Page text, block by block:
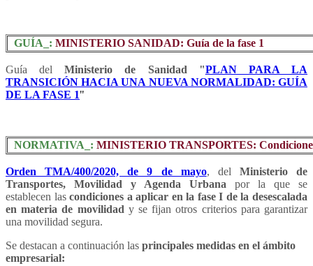
GUÍA_: MINISTERIO SANIDAD: Guía de la fase 1
Guía delMinisterio de Sanidad "PLAN PARA LA
TRANSICIÓN HACIA UNA NUEVA NORMALIDAD: GUÍA
DE LA FASE 1"
NORMATIVA_: MINISTERIO TRANSPORTES:
Orden TMA/400/2020, de 9 de mayo, del Ministerio de
Transportes, Movilidad y Agenda Urbana por la que se
establecen lascondiciones a aplicar en la fase I de la desescalada
en materia de movilidad y se fijan otros criterios para garantizar
una movilidad segura.
Se destacan a continuación las principales medidas en el ámbito
empresarial: